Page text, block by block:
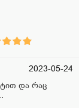
2023-05-24
და რაც